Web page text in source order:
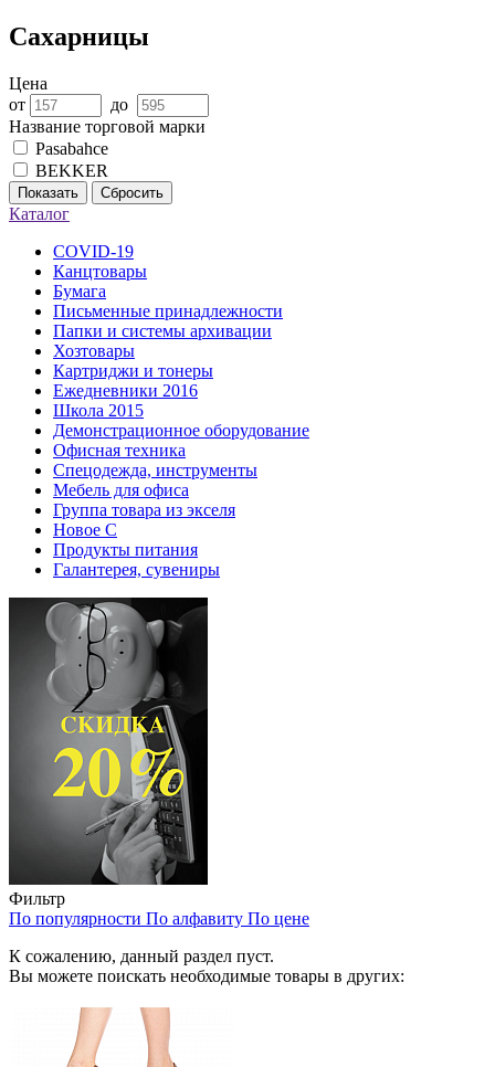
Сахарницы
Цена
от
до
Название торговой марки
Pasabahce
BEKKER
Показать Сбросить
Каталог
COVID-19
Канцтовары
Бумага
Письменные принадлежности
Папки и системы архивации
Хозтовары
Картриджи и тонеры
Ежедневники 2016
Школа 2015
Демонстрационное оборудование
Офисная техника
Спецодежда, инструменты
Мебель для офиса
Группа товара из экселя
Новое С
Продукты питания
Галантерея, сувениры
Фильтр
По популярности По алфавиту По цене
К сожалению, данный раздел пуст.
Вы можете поискать необходимые товары в других: